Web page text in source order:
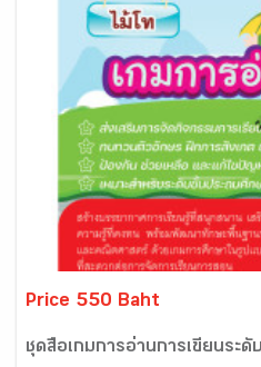
Price 550 Baht
ชุดสื่อเกมการอ่านการเขียนระดั